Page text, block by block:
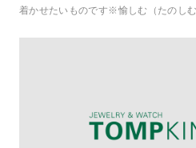
着かせたいものです※愉しむ（たのし